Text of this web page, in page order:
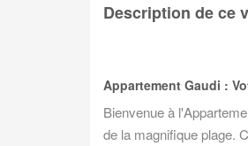
Description de ce
Appartement Gaudi :
Bienvenue à
de la magnifique plage.